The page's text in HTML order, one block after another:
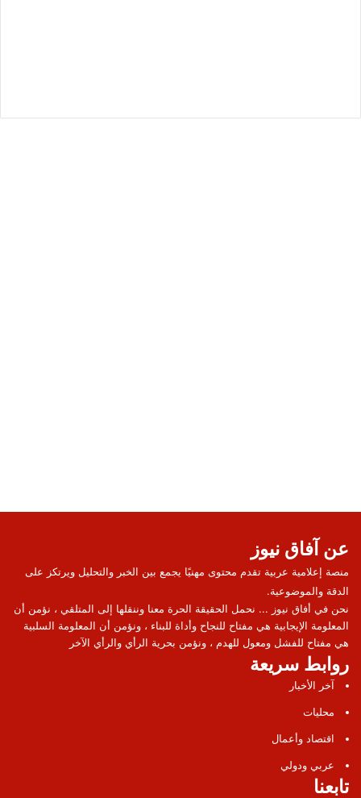
عن آفاق نيوز
منصة إعلامية عربية تقدم محتوى مهنيًا يجمع بين الخبر والتحليل ويرتكز على
الدقة والموضوعية.
نحن في أفاق نيوز ... نحمل الحقيقة الحرة معنا وننقلها إلى المتلقي ، نؤمن أن
المعلومة الإيجابية هي مفتاح للنجاح وأداة للبناء ، ونؤمن أن المعلومة السلبية
هي مفتاح للفشل ومعول للهدم ، ونؤمن بحرية الرأي والرأي الآخر
روابط سريعة
آخر الأخبار
محليات
اقتصاد وأعمال
عربي ودولي
تابعنا